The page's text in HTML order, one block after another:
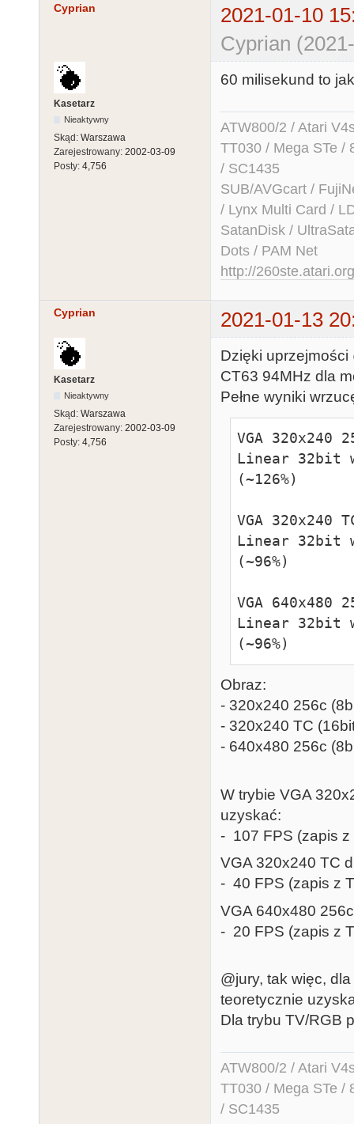
Cyprian
2021-01-10
Cyprian
Kasetarz
Nieaktywny
Skąd: Warszawa
Zarejestrowany: 2002-03-09
Posty: 4,756
60 milisekund to
ATW800/2 / Atari
TT030 / Mega STe /
/ SC1435
SUB/AVGcart /
/ Lynx Multi Card /
SatanDisk /
Dots / PAM Net
http://260ste.atari.org
Cyprian 2021-01-13
Kasetarz
Nieaktywny
Skąd: Warszawa
Zarejestrowany: 2002-03-09
Posty: 4,756
Dzięki
CT63 94MHz dla
Pełne wyniki
VGA 320x240
Linear 32bit
(~126%)
VGA 320x240
Linear 32bit
VGA 640x480
Linear 32bit
(~96%)
Obraz:
- 320x240 256c
- 320x240 TC
- 640x480 256c
W trybie VGA
uzyskać:
- 107 FPS (zapis z
VGA 320x240 TC
- 40 FPS (zapis z
VGA 640x480
- 20 FPS (zapis z
@jury, tak więc,
teoretycznie
Dla trybu TV/RGB
ATW800/2 / Atari
TT030 / Mega STe /
/ SC1435